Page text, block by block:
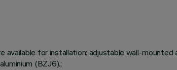
available for installation: adjustable wall-
(BZJ6).;